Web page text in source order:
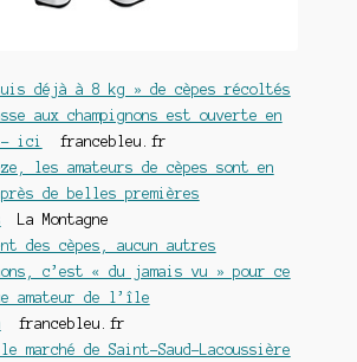
déjà à 8 kg » de cèpes récoltés
aux champignons est ouverte en
– ici
francebleu.fr
les amateurs de cèpes sont en
de belles premières
La Montagne
des cèpes, aucun autres
c’est « du jamais vu » pour ce
amateur de l’île
francebleu.fr
marché de Saint-Saud-Lacoussière